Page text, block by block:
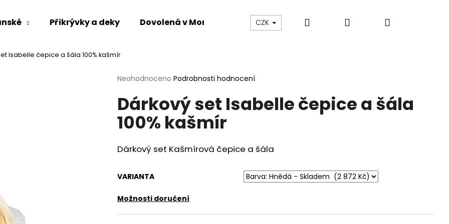
Přikrývky a deky Dovolená v Mongolsku O nás Blog Údržba oblečení
CZK Hledat PřihlášeníNákupní
Isabelle čepice a šála 100% kašmír
Průměrné
produktu
je
0,0
hvězdiček.
Neohodnoceno Podrobnosti hodnocení
Dárkový set Isabelle čepice a šála
100% kašmír
Dárkový set Kašmírová čepice a šála
VARIANTA
Možnosti doručení
Co potřebujete najít?